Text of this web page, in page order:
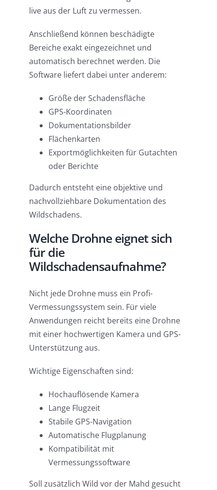
live aus der Luft zu vermessen.
Anschließend können beschädigte
Bereiche exakt eingezeichnet und
automatisch berechnet werden. Die
Software liefert dabei unter anderem:
Größe der Schadensfläche
GPS-Koordinaten
Dokumentationsbilder
Flächenkarten
Exportmöglichkeiten für Gutachten
oder Berichte
Dadurch entsteht eine objektive und
nachvollziehbare Dokumentation des
Wildschadens.
Welche Drohne eignet sich
für die
Wildschadensaufnahme?
Nicht jede Drohne muss ein Profi-
Vermessungssystem sein. Für viele
Anwendungen reicht bereits eine Drohne
mit einer hochwertigen Kamera und GPS-
Unterstützung aus.
Wichtige Eigenschaften sind:
Hochauflösende Kamera
Lange Flugzeit
Stabile GPS-Navigation
Automatische Flugplanung
Kompatibilität mit
Vermessungssoftware
Soll zusätzlich Wild vor der Mahd gesucht